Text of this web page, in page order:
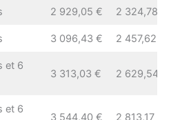
2 929,05 € 2 324,78 €
3 096,43 € 2 457,62 €
et 6
3 313,03 € 2 629,54 €
et 6
3 544,40 € 2 813,17 €